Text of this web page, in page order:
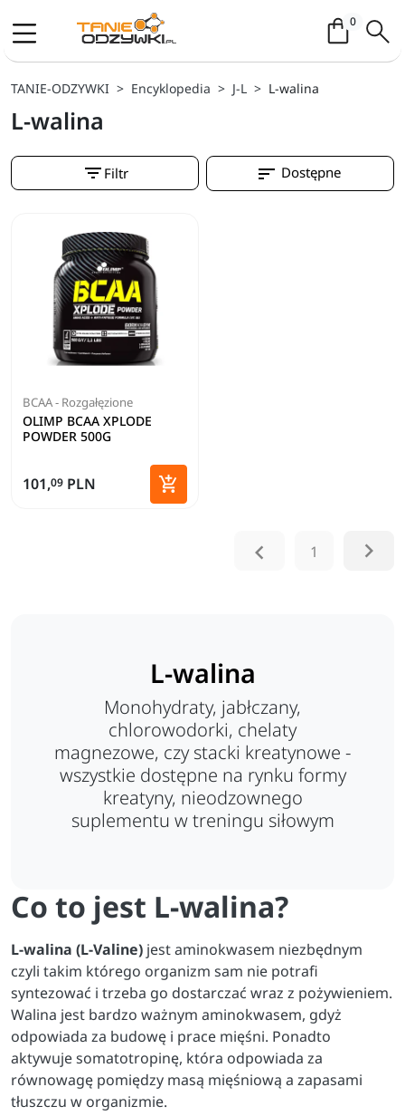
0Koszyk /
TANIE-ODZYWKI Encyklopedia J-L L-walina
L-walina
filter_list Filtr sort Dostępne
BCAA - Rozgałęzione
OLIMP BCAA XPLODE
POWDER 500G
101,09 PLN 
Dodaj do koszyka
 1 
L-walina
Monohydraty, jabłczany,
chlorowodorki, chelaty
magnezowe, czy stacki kreatynowe -
wszystkie dostępne na rynku formy
kreatyny, nieodzownego
suplementu w treningu siłowym
Co to jest L-walina?
L-walina (L-Valine) jest aminokwasem niezbędnym
czyli takim którego organizm sam nie potrafi
syntezować i trzeba go dostarczać wraz z pożywieniem.
Walina jest bardzo ważnym aminokwasem, gdyż
odpowiada za budowę i prace mięśni. Ponadto
aktywuje somatotropinę, która odpowiada za
równowagę pomiędzy masą mięśniową a zapasami
tłuszczu w organizmie.